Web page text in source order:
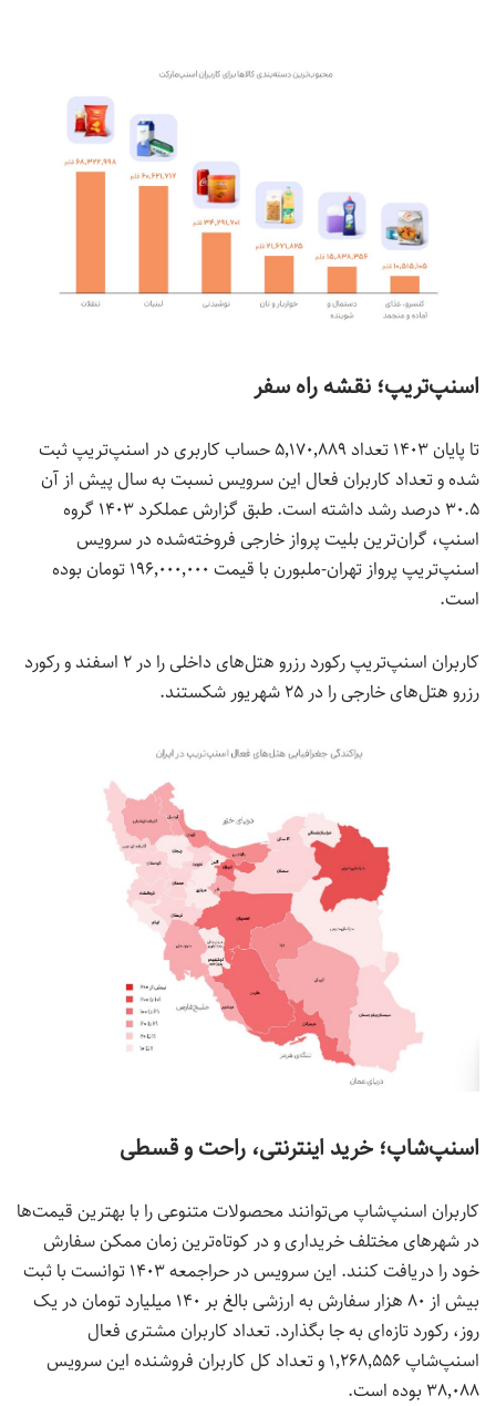
اسنپ‌تریپ؛ نقشه‌ راه سفر
تا پایان ۱۴۰۳ تعداد ۵٬۱۷۰٬۸۸۹ حساب کاربری در اسنپ‌تریپ ثبت
شده و تعداد کاربران فعال این سرویس نسبت به سال پیش از آن
۳۰.۵ درصد
رشد داشته است.
طبق گزارش عملکرد ۱۴۰۳ گروه
اسنپ، گران‌ترین بلیت پرواز خارجی فروخته‌شده در سرویس
اسنپ‌تریپ پرواز تهران-ملبورن با قیمت ۱۹۶٬۰۰۰٬۰۰۰ تومان بوده
است.
کاربران اسنپ‌تریپ رکورد رزرو هتل‌های داخلی را در ۲ اسفند و رکورد
رزرو هتل‌های خارجی را در ۲۵ شهریور شکستند.
اسنپ‌شاپ؛ خرید اینترنتی، راحت و قسطی
کاربران اسنپ‌شاپ می‌توانند محصولات متنوعی را با بهترین قیمت‌ها
در شهرهای مختلف خریداری و در کوتاه‌ترین زمان ممکن سفارش
خود را دریافت کنند. این سرویس در حراجمعه ۱۴۰۳ توانست با ثبت
بیش از ۸۰ هزار سفارش به ارزشی بالغ بر ۱۴۰ میلیارد تومان در یک
روز، رکورد تازه‌ای به جا بگذارد. تعداد کاربران مشتری فعال
اسنپ‌شاپ ۱٬۲۶۸٬۵۵۶ و تعداد کل کاربران فروشنده این سرویس
۳۸٬۰۸۸ بوده است.